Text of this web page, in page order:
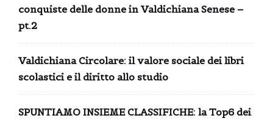
conquiste delle donne in Valdichiana Senese –
pt.2
Valdichiana Circolare: il valore sociale dei libri
scolastici e il diritto allo studio
SPUNTIAMO INSIEME CLASSIFICHE: la Top6 dei